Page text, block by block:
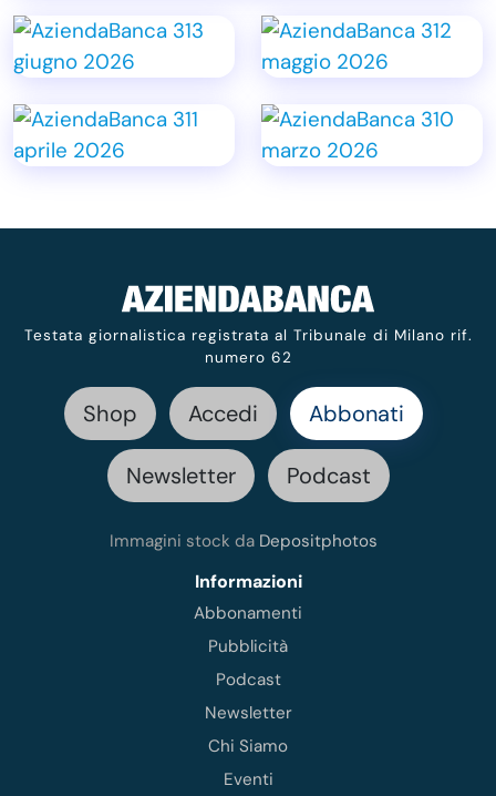
Testata giornalistica registrata al Tribunale di Milano rif.
numero 62
Shop Accedi Abbonati
Newsletter Podcast
Immagini stock da Depositphotos
Informazioni
Abbonamenti
Pubblicità
Podcast
Newsletter
Chi Siamo
Eventi